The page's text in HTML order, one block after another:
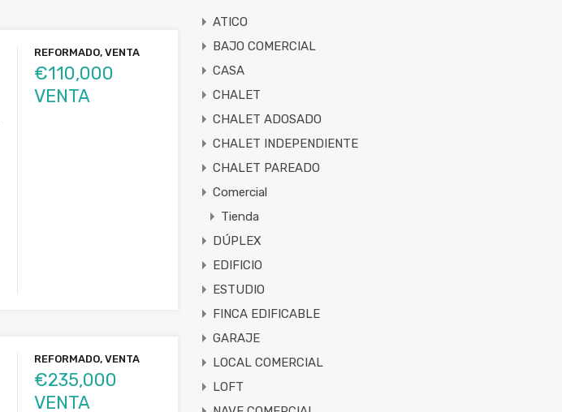
REFORMADO, VENTA
€110,000
VENTA
REFORMADO, VENTA
€235,000
VENTA
ATICO
BAJO COMERCIAL
CASA
CHALET
CHALET ADOSADO
CHALET INDEPENDIENTE
CHALET PAREADO
Comercial
Tienda
DÚPLEX
EDIFICIO
ESTUDIO
FINCA EDIFICABLE
GARAJE
LOCAL COMERCIAL
LOFT